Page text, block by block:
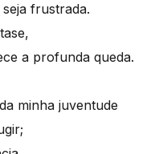
frustrada.
a profunda queda.
minha juventude